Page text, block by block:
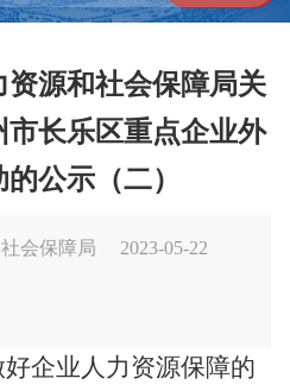
源和社会保障局关
市长乐区重点企业外
公示（二）
会保障局 2023-05-22
企业人力资源保障的